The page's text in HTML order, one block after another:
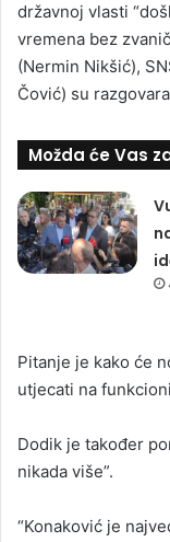
državnoj vlasti
vremena bez
(Nermin Nikšić),
Čović) su
Možda će Vas
Pitanje je kako će
utjecati na
Dodik je također
nikada više”.
“Konaković je